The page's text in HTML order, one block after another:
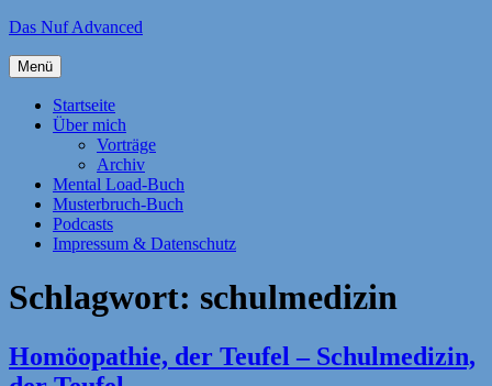
Zum
springen
Das Nuf Advanced
Menü
Startseite
Über mich
Vorträge
Archiv
Mental Load-Buch
Musterbruch-Buch
Podcasts
Impressum & Datenschutz
Schlagwort: schulmedizin
Homöopathie, der Teufel – Schulmedizin,